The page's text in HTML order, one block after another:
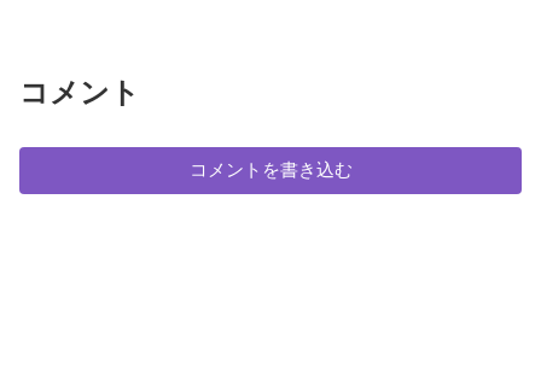
コメント
コメントを書き込む